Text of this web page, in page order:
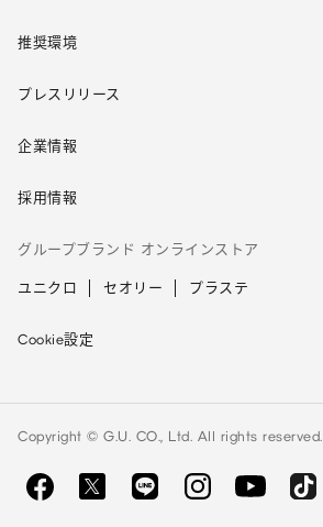
推奨環境
プレスリリース
企業情報
採用情報
グループブランド オンラインストア
ユニクロ セオリー プラステ
Cookie設定
Copyright © G.U. CO., Ltd. All rights reserved.